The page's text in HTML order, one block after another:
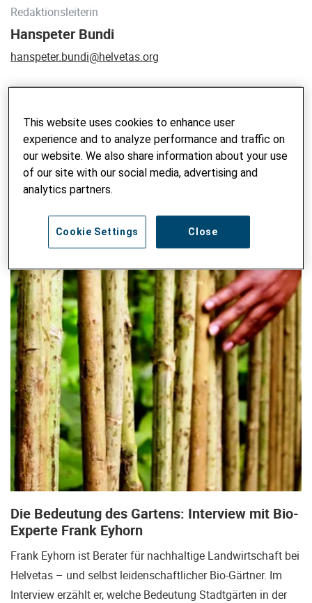
Redaktionsleiterin
Hanspeter Bundi
hanspeter.bundi@helvetas.org
BLOG DURCHSUCHEN
Suchbegriff eingeben
Die Bedeutung des Gartens: Interview mit Bio-
Experte Frank Eyhorn
Frank Eyhorn ist Berater für nachhaltige Landwirtschaft bei
Helvetas – und selbst leidenschaftlicher Bio-Gärtner. Im
Interview erzählt er, welche Bedeutung Stadtgärten in der
This website uses cookies to enhance user
experience and to analyze performance and traffic on
our website. We also share information about your use
of our site with our social media, advertising and
analytics partners.
Close
Cookie Settings